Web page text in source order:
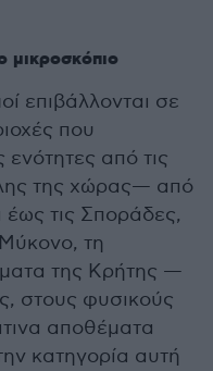
μικροσκόπιο
επιβάλλονται σε
που
ενότητες από τις
της χώρας— από
έως τις Σποράδες,
τη
της Κρήτης —
στους φυσικούς
αποθέματα
κατηγορία αυτή